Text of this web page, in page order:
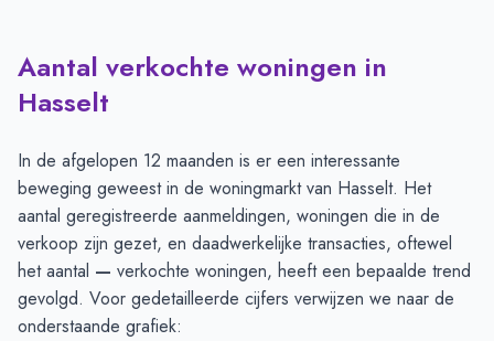
Aantal verkochte woningen in
Hasselt
In de afgelopen 12 maanden is er een interessante
beweging geweest in de woningmarkt van Hasselt. Het
aantal geregistreerde aanmeldingen, woningen die in de
verkoop zijn gezet, en daadwerkelijke transacties, oftewel
het aantal — verkochte woningen, heeft een bepaalde trend
gevolgd. Voor gedetailleerde cijfers verwijzen we naar de
onderstaande grafiek: